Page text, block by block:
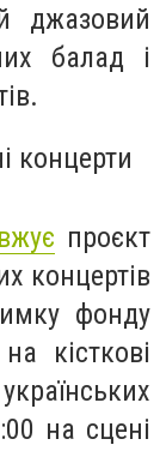
джазовий
балад і
концерти
проєкт
концертів
фонду
кісткові
на сцені